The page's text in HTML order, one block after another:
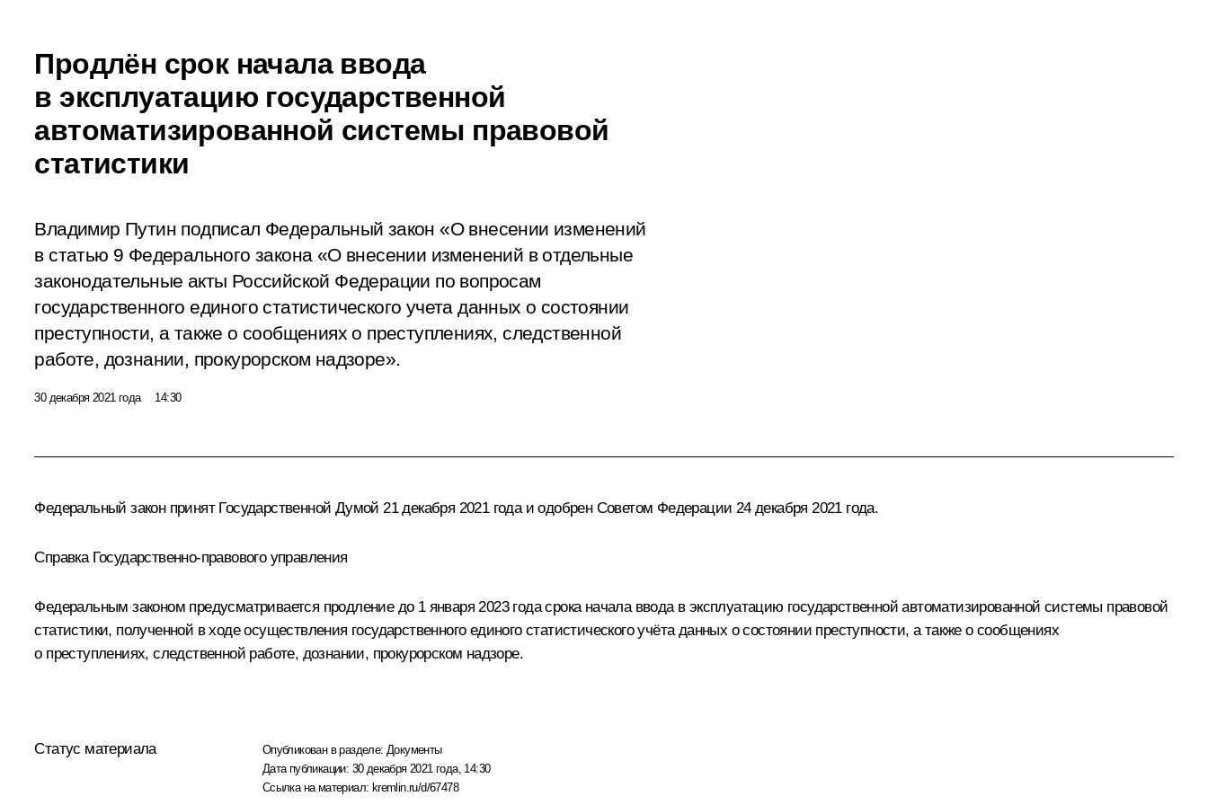
Продлён срок начала ввода
в эксплуатацию государственной
автоматизированной системы правовой
статистики
Владимир Путин подписал Федеральный закон «О внесении изменений
в статью 9 Федерального закона «О внесении изменений в отдельные
законодательные акты Российской Федерации по вопросам
государственного единого статистического учета данных о состоянии
преступности, а также о сообщениях о преступлениях, следственной
работе, дознании, прокурорском надзоре».
30 декабря 2021 года 14:30
Федеральный закон принят Государственной Думой 21 декабря 2021 года и одобрен Советом Федерации 24 декабря 2021 года.
Справка Государственно-правового управления
Федеральным законом предусматривается продление до 1 января 2023 года срока начала ввода в эксплуатацию государственной автоматизированной системы правовой
статистики, полученной в ходе осуществления государственного единого статистического учёта данных о состоянии преступности, а также о сообщениях
о преступлениях, следственной работе, дознании, прокурорском надзоре.
Статус материала Опубликован в разделе: Документы
Дата публикации: 30 декабря 2021 года, 14:30
Ссылка на материал: kremlin.ru/d/67478